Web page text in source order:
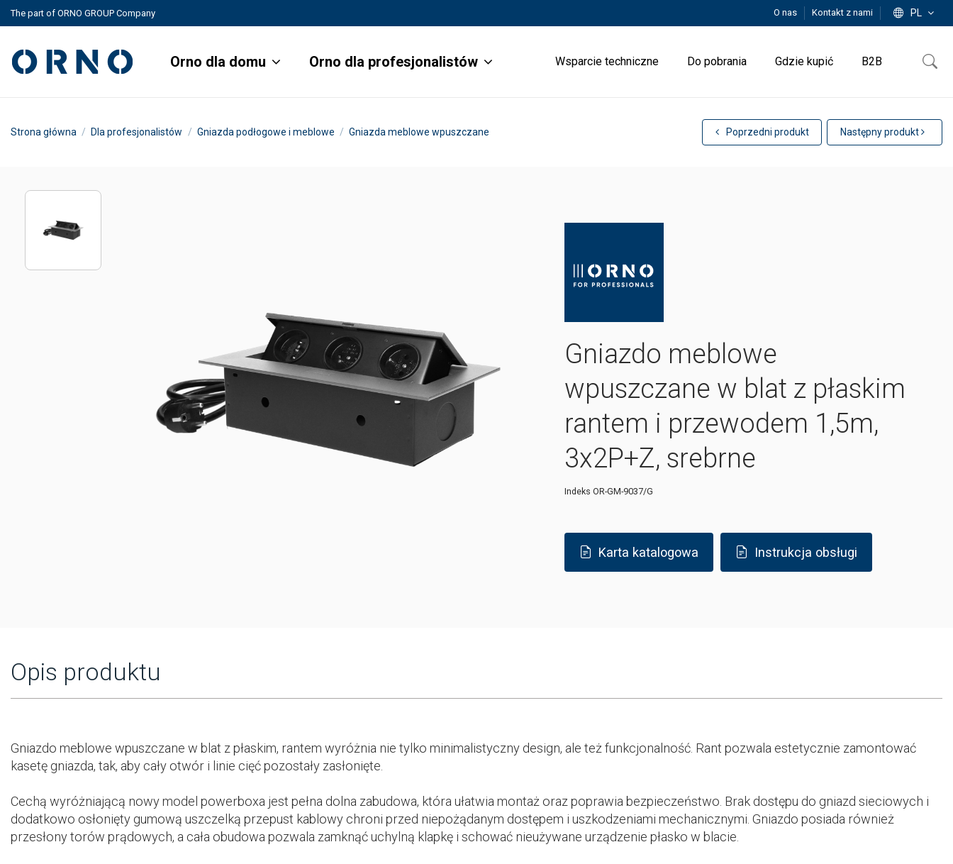
The part of ORNO GROUP Company O nas Kontakt z nami PL
Orno dla domu Orno dla profesjonalistów B2B
Gdzie kupić
Do pobrania
Wsparcie techniczne
Strona główna Dla profesjonalistów Gniazda podłogowe i meblowe Gniazda meblowe wpuszczane Poprzedni produkt Następny produkt
Gniazdo meblowe
wpuszczane w blat z płaskim
rantem i przewodem 1,5m,
3x2P+Z, srebrne
Indeks OR-GM-9037/G
Karta katalogowa Instrukcja obsługi
Opis produktu
Gniazdo meblowe wpuszczane w blat z płaskim, rantem wyróżnia nie tylko minimalistyczny design, ale też funkcjonalność. Rant pozwala estetycznie zamontować
kasetę gniazda, tak, aby cały otwór i linie cięć pozostały zasłonięte.
Cechą wyróżniającą nowy model powerboxa jest pełna dolna zabudowa, która ułatwia montaż oraz poprawia bezpieczeństwo. Brak dostępu do gniazd sieciowych i
dodatkowo osłonięty gumową uszczelką przepust kablowy chroni przed niepożądanym dostępem i uszkodzeniami mechanicznymi. Gniazdo posiada również
przesłony torów prądowych, a cała obudowa pozwala zamknąć uchylną klapkę i schować nieużywane urządzenie płasko w blacie.